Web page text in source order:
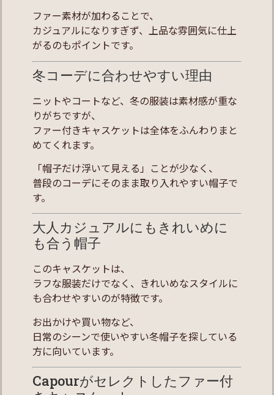
ファー素材が加わることで、
カジュアルになりすぎず、上品な雰囲気に仕上
がるのもポイントです。
冬コーデに合わせやすい理由
ニットやコートなど、冬の服装は素材感が重な
りがちですが、
ファー付きキャスケットは全体をふんわりまと
めてくれます。
「帽子だけ浮いて見える」ことが少なく、
普段のコーデにそのまま取り入れやすい帽子で
す。
大人カジュアルにもきれいめに
も合う帽子
このキャスケットは、
ラフな服装だけでなく、きれいめなスタイルに
も合わせやすいのが特徴です。
お出かけや買い物など、
日常のシーンで使いやすい冬帽子を探している
方に向いています。
Capourがセレクトしたファー付